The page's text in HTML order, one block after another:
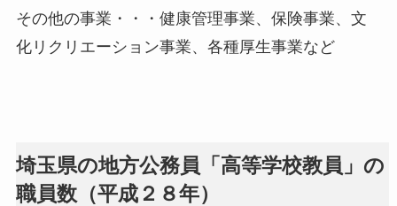
その他の事業・・・健康管理事業、保険事業、文
化リクリエーション事業、各種厚生事業など
埼玉県の地方公務員「高等学校教員」の
職員数（平成２８年）